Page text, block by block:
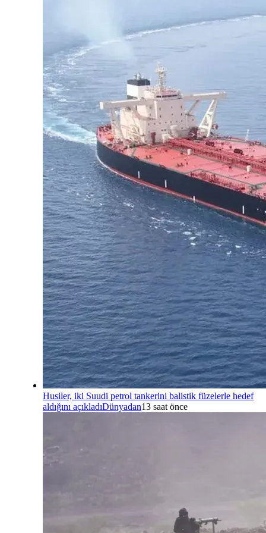
Husiler, iki Suudi petrol tankerini balistik füzelerle hedef
aldığını açıkladıDünyadan13 saat önce